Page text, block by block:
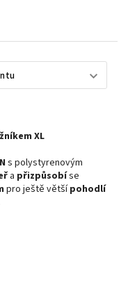
XL
s polystyrenovým
a přizpůsobíse
pro ještě většípohodlí